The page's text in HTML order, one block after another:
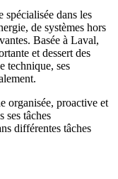
spécialisée dans les
de systèmes hors
Basée à Laval,
et dessert des
technique, ses
organisée, proactive et
ses tâches
différentes tâches